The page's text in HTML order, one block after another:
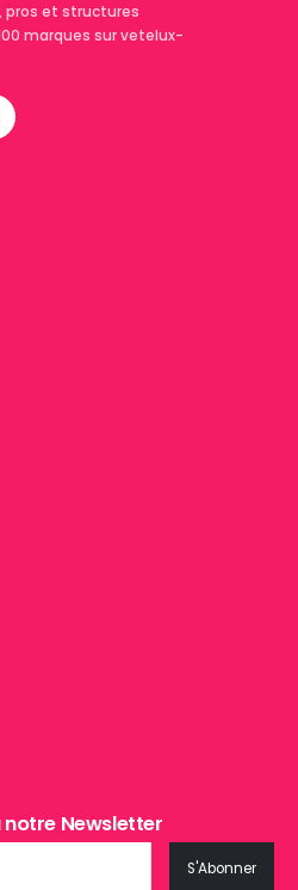
pros et structures
marques sur vetelux-
notre Newsletter